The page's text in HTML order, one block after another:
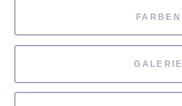
FARBEN
GALERIE